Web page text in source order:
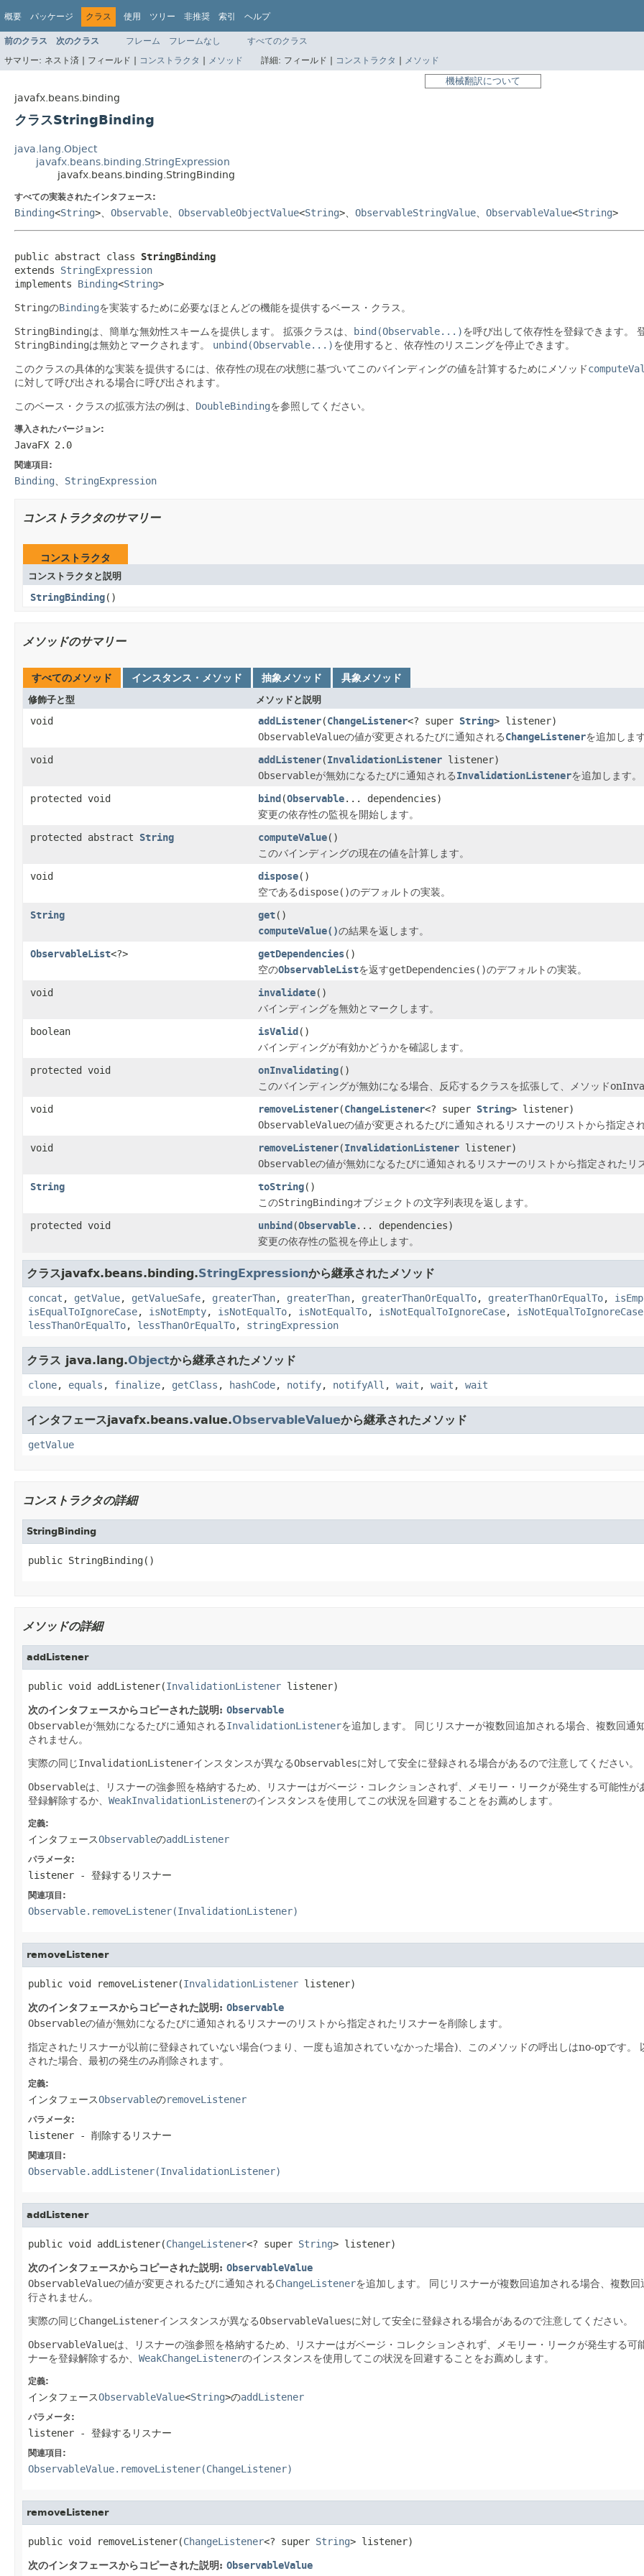
概要 パッケージ クラス 使用 ツリー 非推奨 索引 ヘルプ
前のクラス 次のクラス フレーム フレームなし
すべてのクラス
サマリー: ネスト済 | フィールド | コンストラクタ | メソッド 詳細: フィールド | コンストラクタ | メソッド
機械翻訳について
javafx.beans.binding
クラスStringBinding
java.lang.Object
javafx.beans.binding.StringExpression
javafx.beans.binding.StringBinding
すべての実装されたインタフェース:
Binding<String>、 Observable、 ObservableObjectValue<String>、 ObservableStringValue、 ObservableValue<String>
public abstract class StringBinding
extends StringExpression
implements Binding<String>
StringのBindingを実装するために必要なほとんどの機能を提供するベース・クラス。
StringBindingは、簡単な無効性スキームを提供します。 拡張クラスは、 bind(Observable...)を呼び出して依存性を登録できます。
StringBindingは無効とマークされます。 unbind(Observable...)を使用すると、依存性のリスニングを停止できます。
このクラスの具体的な実装を提供するには、依存性の現在の状態に基づいてこのバインディングの値を計算するためにメソッド
に対して呼び出される場合に呼び出されます。
このベース・クラスの拡張方法の例は、 DoubleBindingを参照してください。
導入されたバージョン:
JavaFX 2.0
関連項目:
Binding、 StringExpression
コンストラクタのサマリー
コンストラクタ
コンストラクタと説明
StringBinding()
メソッドのサマリー
すべてのメソッド インスタンス・メソッド 抽象メソッド 具象メソッド
修飾子と型 メソッドと説明
void addListener(ChangeListener<? super String> listener)
ObservableValueの値が変更されるたびに通知されるChangeListenerを追加しま
void addListener(InvalidationListener listener)
Observableが無効になるたびに通知されるInvalidationListenerを追加します。
protected void bind (Observable... dependencies)
変更の依存性の監視を開始します。
protected abstract String computeValue()
このバインディングの現在の値を計算します。
void dispose()
空であるdispose()のデフォルトの実装。
String get()
computeValue()の結果を返します。
ObservableList<?> getDependencies()
空のObservableListを返すgetDependencies()のデフォルトの実装。
void invalidate()
バインディングを無効とマークします。
boolean isValid ()
バインディングが有効かどうかを確認します。
protected void onInvalidating()
このバインディングが無効になる場合、反応するクラスを拡張して、メソッド
void removeListener(ChangeListener<? super String> listener)
ObservableValueの値が変更されるたびに通知されるリスナーのリストから指定さ
void removeListener(InvalidationListener listener)
Observableの値が無効になるたびに通知されるリスナーのリストから指定されたリ
String toString()
このStringBindingオブジェクトの文字列表現を返します。
protected void unbind (Observable... dependencies)
変更の依存性の監視を停止します。
クラスjavafx.beans.binding.StringExpressionから継承されたメソッド
concat , getValue, getValueSafe, greaterThan, greaterThan, greaterThanOrEqualTo, greaterThanOrEqualTo,
isEqualToIgnoreCase, isNotEmpty, isNotEqualTo, isNotEqualTo, isNotEqualToIgnoreCase, isNotEqualToIgnoreCase
lessThanOrEqualTo, lessThanOrEqualTo, stringExpression
クラス java.lang.Objectから継承されたメソッド
clone, equals , finalize, getClass , hashCode, notify, notifyAll , wait , wait , wait
インタフェースjavafx.beans.value.ObservableValueから継承されたメソッド
getValue
コンストラクタの詳細
StringBinding
public StringBinding()
メソッドの詳細
addListener
public void addListener(InvalidationListener listener)
次のインタフェースからコピーされた説明: Observable
Observableが無効になるたびに通知されるInvalidationListenerを追加します。
同じリスナーが複数回追加される場合、複数回通
されません。
実際の同じInvalidationListenerインスタンスが異なるObservablesに対して安全に登録される場合があるので注意してください。
Observableは、リスナーの強参照を格納するため、リスナーはガベージ・コレクションされず、メモリー・リークが発生する可能性が
登録解除するか、 WeakInvalidationListenerのインスタンスを使用してこの状況を回避することをお薦めします。
定義:
インタフェースObservableのaddListener
パラメータ:
listener - 登録するリスナー
関連項目:
Observable.removeListener(InvalidationListener)
removeListener
public void removeListener(InvalidationListener listener)
次のインタフェースからコピーされた説明: Observable
Observableの値が無効になるたびに通知されるリスナーのリストから指定されたリスナーを削除します。
指定されたリスナーが以前に登録されていない場合(つまり、一度も追加されていなかった場合)、このメソッドの呼出しはno-opです。
された場合、最初の発生のみ削除されます。
定義:
インタフェースObservableのremoveListener
パラメータ:
listener - 削除するリスナー
関連項目:
Observable.addListener(InvalidationListener)
addListener
public void addListener(ChangeListener<? super String> listener)
次のインタフェースからコピーされた説明: ObservableValue
ObservableValueの値が変更されるたびに通知されるChangeListenerを追加します。
同じリスナーが複数回追加される場合、複数回
行されません。
実際の同じChangeListenerインスタンスが異なるObservableValuesに対して安全に登録される場合があるので注意してください。
ObservableValueは、リスナーの強参照を格納するため、リスナーはガベージ・コレクションされず、メモリー・リークが発生する可
ナーを登録解除するか、 WeakChangeListenerのインスタンスを使用してこの状況を回避することをお薦めします。
定義:
インタフェースObservableValue<String>のaddListener
パラメータ:
listener - 登録するリスナー
関連項目:
ObservableValue.removeListener(ChangeListener)
removeListener
public void removeListener(ChangeListener<? super String> listener)
次のインタフェースからコピーされた説明: ObservableValue